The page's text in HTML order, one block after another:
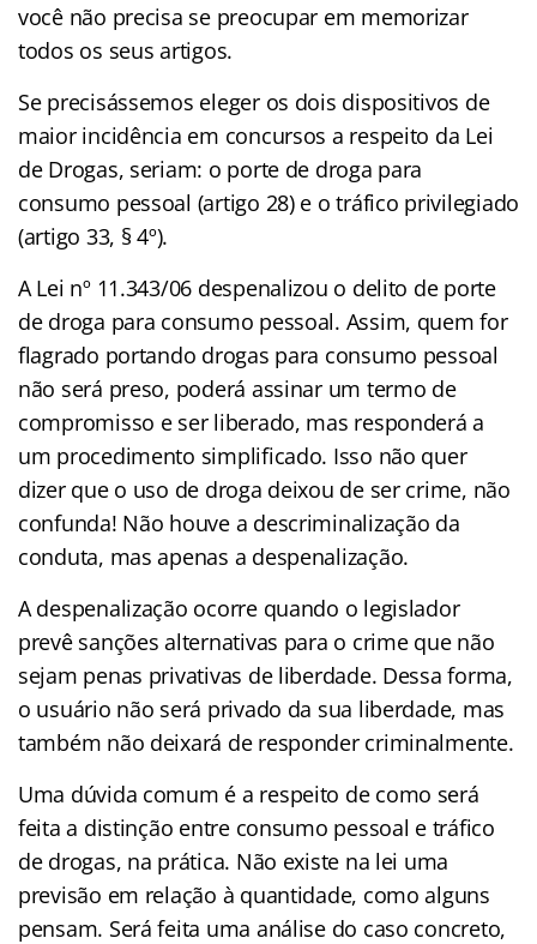
você não precisa se preocupar em memorizar
todos os seus artigos.
Se precisássemos eleger os dois dispositivos de
maior incidência em concursos a respeito da Lei
de Drogas, seriam: o porte de droga para
consumo pessoal (artigo 28) e o tráfico privilegiado
(artigo 33, § 4º).
A Lei nº 11.343/06 despenalizou o delito de porte
de droga para consumo pessoal. Assim, quem for
flagrado portando drogas para consumo pessoal
não será preso, poderá assinar um termo de
compromisso e ser liberado, mas responderá a
um procedimento simplificado. Isso não quer
dizer que o uso de droga deixou de ser crime, não
confunda! Não houve a descriminalização da
conduta, mas apenas a despenalização.
A despenalização ocorre quando o legislador
prevê sanções alternativas para o crime que não
sejam penas privativas de liberdade. Dessa forma,
o usuário não será privado da sua liberdade, mas
também não deixará de responder criminalmente.
Uma dúvida comum é a respeito de como será
feita a distinção entre consumo pessoal e tráfico
de drogas, na prática. Não existe na lei uma
previsão em relação à quantidade, como alguns
pensam. Será feita uma análise do caso concreto,